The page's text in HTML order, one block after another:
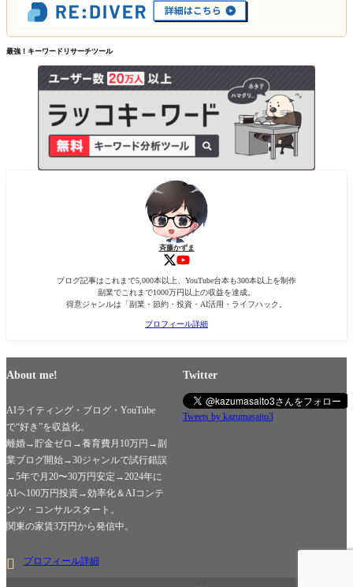
最強！キーワードリサーチツール
斉藤かずま
ブログ記事はこれまで5,000本以上、YouTube台本も300本以上を制作
副業でこれまで1000万円以上の収益を達成。
得意ジャンルは「副業・節約・投資・AI活用・ライフハック。
プロフィール詳細
About me!
AIライティング・ブログ・YouTube
で“好き”を収益化。
離婚→貯金ゼロ→養育費月10万円→副
業ブログ開始→30ジャンルで試行錯誤
→5年で月20〜30万円安定→2024年に
AIへ100万円投資→効率化＆AIコンテ
ンツ・コンサルスタート。
関東の家賃3万円から発信中。
プロフィール詳細
Twitter
Tweets by kazumasaito3